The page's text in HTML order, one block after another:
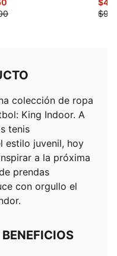
colección de ropa
King Indoor. A
tenis
estilo juvenil, hoy
a la próxima
prendas
con orgullo el